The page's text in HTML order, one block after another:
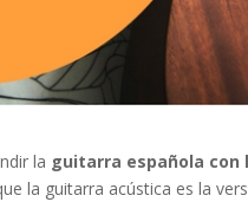
la guitarra española
la guitarra acústica es la